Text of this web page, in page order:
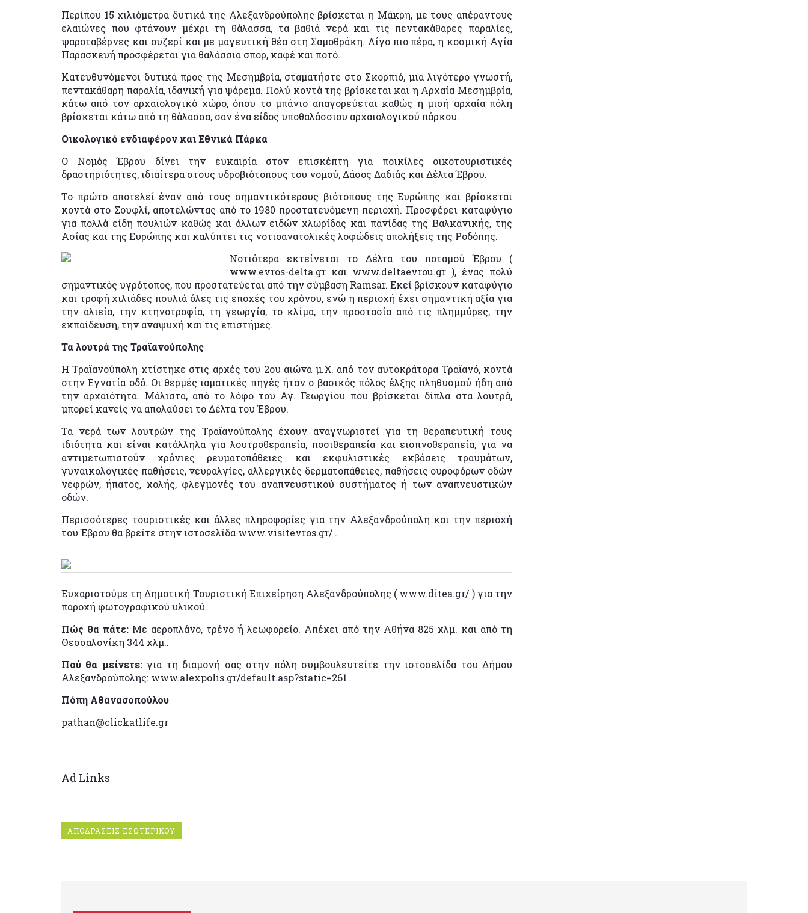
Περίπου 15 χιλιόμετρα δυτικά της Αλεξανδρούπολης βρίσκεται η Μάκρη, με τους απέραντους
ελαιώνες που φτάνουν μέχρι τη θάλασσα, τα βαθιά νερά και τις πεντακάθαρες παραλίες,
ψαροταβέρνες και ουζερί και με μαγευτική θέα στη Σαμοθράκη. Λίγο πιο πέρα, η κοσμική Αγία
Παρασκευή προσφέρεται για θαλάσσια σπορ, καφέ και ποτό.
Κατευθυνόμενοι δυτικά προς της Μεσημβρία, σταματήστε στο Σκορπιό, μια λιγότερο γνωστή,
πεντακάθαρη παραλία, ιδανική για ψάρεμα. Πολύ κοντά της βρίσκεται και η Αρχαία Μεσημβρία,
κάτω από τον αρχαιολογικό χώρο, όπου το μπάνιο απαγορεύεται καθώς η μισή αρχαία πόλη
βρίσκεται κάτω από τη θάλασσα, σαν ένα είδος υποθαλάσσιου αρχαιολογικού πάρκου.
Οικολογικό ενδιαφέρον και Εθνικά Πάρκα
Ο Νομός Έβρου δίνει την ευκαιρία στον επισκέπτη για ποικίλες οικοτουριστικές
δραστηριότητες, ιδιαίτερα στους υδροβιότοπους του νομού, Δάσος Δαδιάς και Δέλτα Έβρου.
Το πρώτο αποτελεί έναν από τους σημαντικότερους βιότοπους της Ευρώπης και βρίσκεται
κοντά στο Σουφλί, αποτελώντας από το 1980 προστατευόμενη περιοχή. Προσφέρει καταφύγιο
για πολλά είδη πουλιών καθώς και άλλων ειδών χλωρίδας και πανίδας της Βαλκανικής, της
Ασίας και της Ευρώπης και καλύπτει τις νοτιοανατολικές λοφώδεις απολήξεις της Ροδόπης.
Νοτιότερα εκτείνεται το Δέλτα του ποταμού Έβρου (
www.evros-delta.gr και www.deltaevrou.gr ), ένας πολύ
σημαντικός υγρότοπος, που προστατεύεται από την σύμβαση Ramsar. Εκεί βρίσκουν καταφύγιο
και τροφή χιλιάδες πουλιά όλες τις εποχές του χρόνου, ενώ η περιοχή έχει σημαντική αξία για
την αλιεία, την κτηνοτροφία, τη γεωργία, το κλίμα, την προστασία από τις πλημμύρες, την
εκπαίδευση, την αναψυχή και τις επιστήμες.
Τα λουτρά της Τραϊανούπολης
Η Τραϊανούπολη χτίστηκε στις αρχές του 2ου αιώνα μ.Χ. από τον αυτοκράτορα Τραϊανό, κοντά
στην Εγνατία οδό. Οι θερμές ιαματικές πηγές ήταν ο βασικός πόλος έλξης πληθυσμού ήδη από
την αρχαιότητα. Μάλιστα, από το λόφο του Αγ. Γεωργίου που βρίσκεται δίπλα στα λουτρά,
μπορεί κανείς να απολαύσει το Δέλτα του Έβρου.
Τα νερά των λουτρών της Τραϊανούπολης έχουν αναγνωριστεί για τη θεραπευτική τους
ιδιότητα και είναι κατάλληλα για λουτροθεραπεία, ποσιθεραπεία και εισπνοθεραπεία, για να
αντιμετωπιστούν χρόνιες ρευματοπάθειες και εκφυλιστικές εκβάσεις τραυμάτων,
γυναικολογικές παθήσεις, νευραλγίες, αλλεργικές δερματοπάθειες, παθήσεις ουροφόρων οδών
νεφρών, ήπατος, χολής, φλεγμονές του αναπνευστικού συστήματος ή των αναπνευστικών
οδών.
Περισσότερες τουριστικές και άλλες πληροφορίες για την Αλεξανδρούπολη και την περιοχή
του Έβρου θα βρείτε στην ιστοσελίδα www.visitevros.gr/ .
Ευχαριστούμε τη Δημοτική Τουριστική Επιχείρηση Αλεξανδρούπολης ( www.ditea.gr/ ) για την
παροχή φωτογραφικού υλικού.
Πώς θα πάτε: Με αεροπλάνο, τρένο ή λεωφορείο. Απέχει από την Αθήνα 825 χλμ. και από τη
Θεσσαλονίκη 344 χλμ..
Πού θα μείνετε:για τη διαμονή σας στην πόλη συμβουλευτείτε την ιστοσελίδα του Δήμου
Αλεξανδρούπολης: www.alexpolis.gr/default.asp?static=261 .
Πόπη Αθανασοπούλου
pathan@clickatlife.gr
Ad Links
ΑΠΟΔΡΑΣΕΙΣ ΕΣΩΤΕΡΙΚΟΥ